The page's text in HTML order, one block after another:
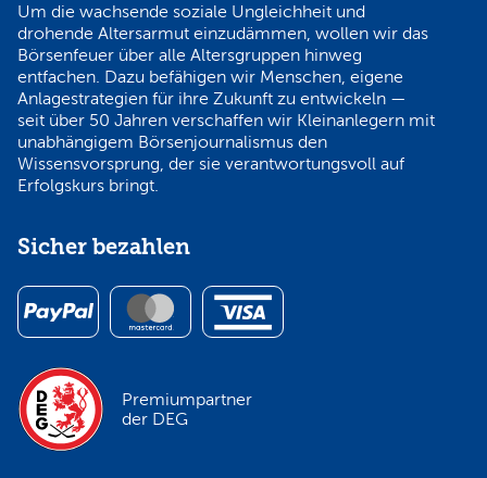
Um die wachsende soziale Ungleichheit und
drohende Altersarmut einzudämmen, wollen wir das
Börsenfeuer über alle Altersgruppen hinweg
entfachen. Dazu befähigen wir Menschen, eigene
Anlagestrategien für ihre Zukunft zu entwickeln —
seit über 50 Jahren verschaffen wir Kleinanlegern mit
unabhängigem Börsenjournalismus den
Wissensvorsprung, der sie verantwortungsvoll auf
Erfolgskurs bringt.
Sicher bezahlen
Premiumpartner
der DEG